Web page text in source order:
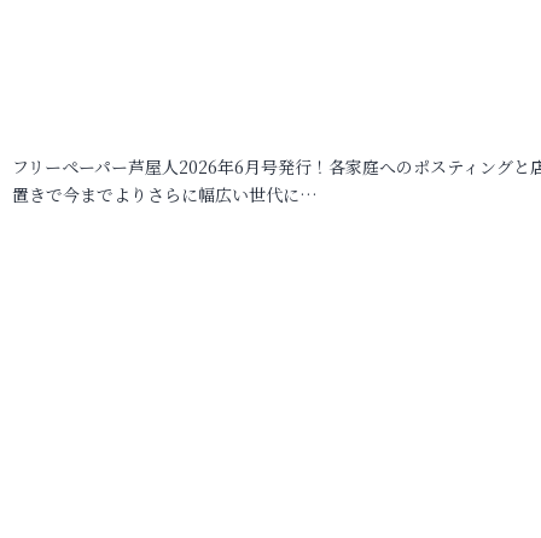
フリーペーパー芦屋人2026年6月号発行！各家庭へのポスティングと
置きで今までよりさらに幅広い世代に…